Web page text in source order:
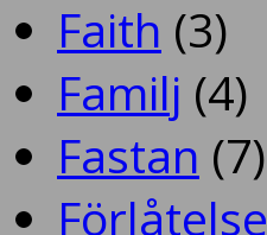
Faith (3)
Familj (4)
Fastan (7)
Förlåtelse